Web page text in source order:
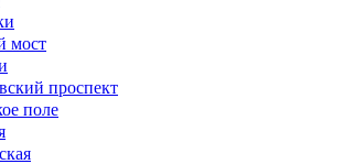
мост
проспект
поле